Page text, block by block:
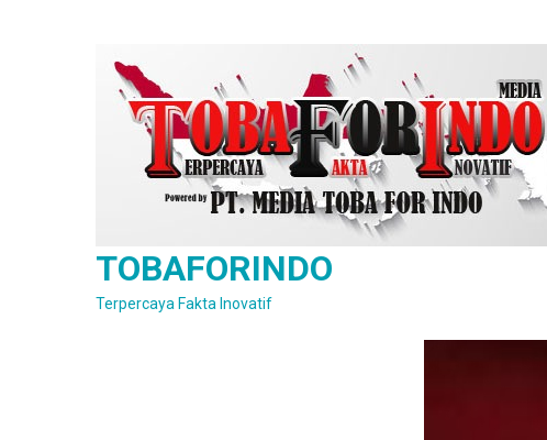
TOBAFORINDO
Terpercaya Fakta Inovatif